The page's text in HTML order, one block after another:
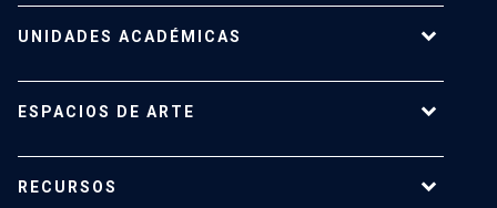
UNIDADES ACADÉMICAS
Escuela de Arte
Escuela de Diseño
ESPACIOS DE ARTE
RECURSOS